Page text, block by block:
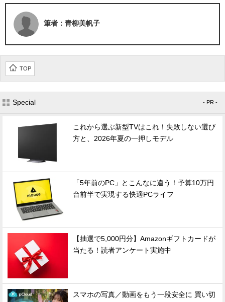
筆者：青柳美帆子
TOP
Special - PR -
これから選ぶ新型TVはこれ！失敗しない選び
方と、2026年夏の一押しモデル
「5年前のPC」とこんなに違う！予算10万円
台前半で実現する快適PCライフ
【抽選で5,000円分】Amazonギフトカードが
当たる！読者アンケート実施中
スマホの写真／動画をもう一段安全に 買い切